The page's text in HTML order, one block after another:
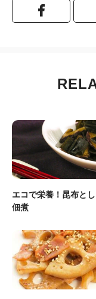
エコで栄養！昆布と
佃煮